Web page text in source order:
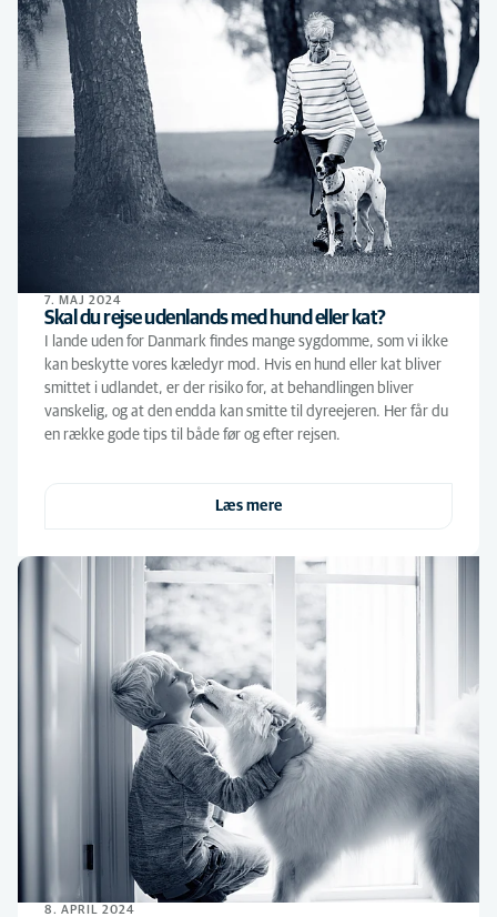
7. MAJ 2024
Skal du rejse udenlands med hund eller kat?
I lande uden for Danmark findes mange sygdomme, som vi ikke
kan beskytte vores kæledyr mod. Hvis en hund eller kat bliver
smittet i udlandet, er der risiko for, at behandlingen bliver
vanskelig, og at den endda kan smitte til dyreejeren. Her får du
en række gode tips til både før og efter rejsen.
Læs mere
8. APRIL 2024